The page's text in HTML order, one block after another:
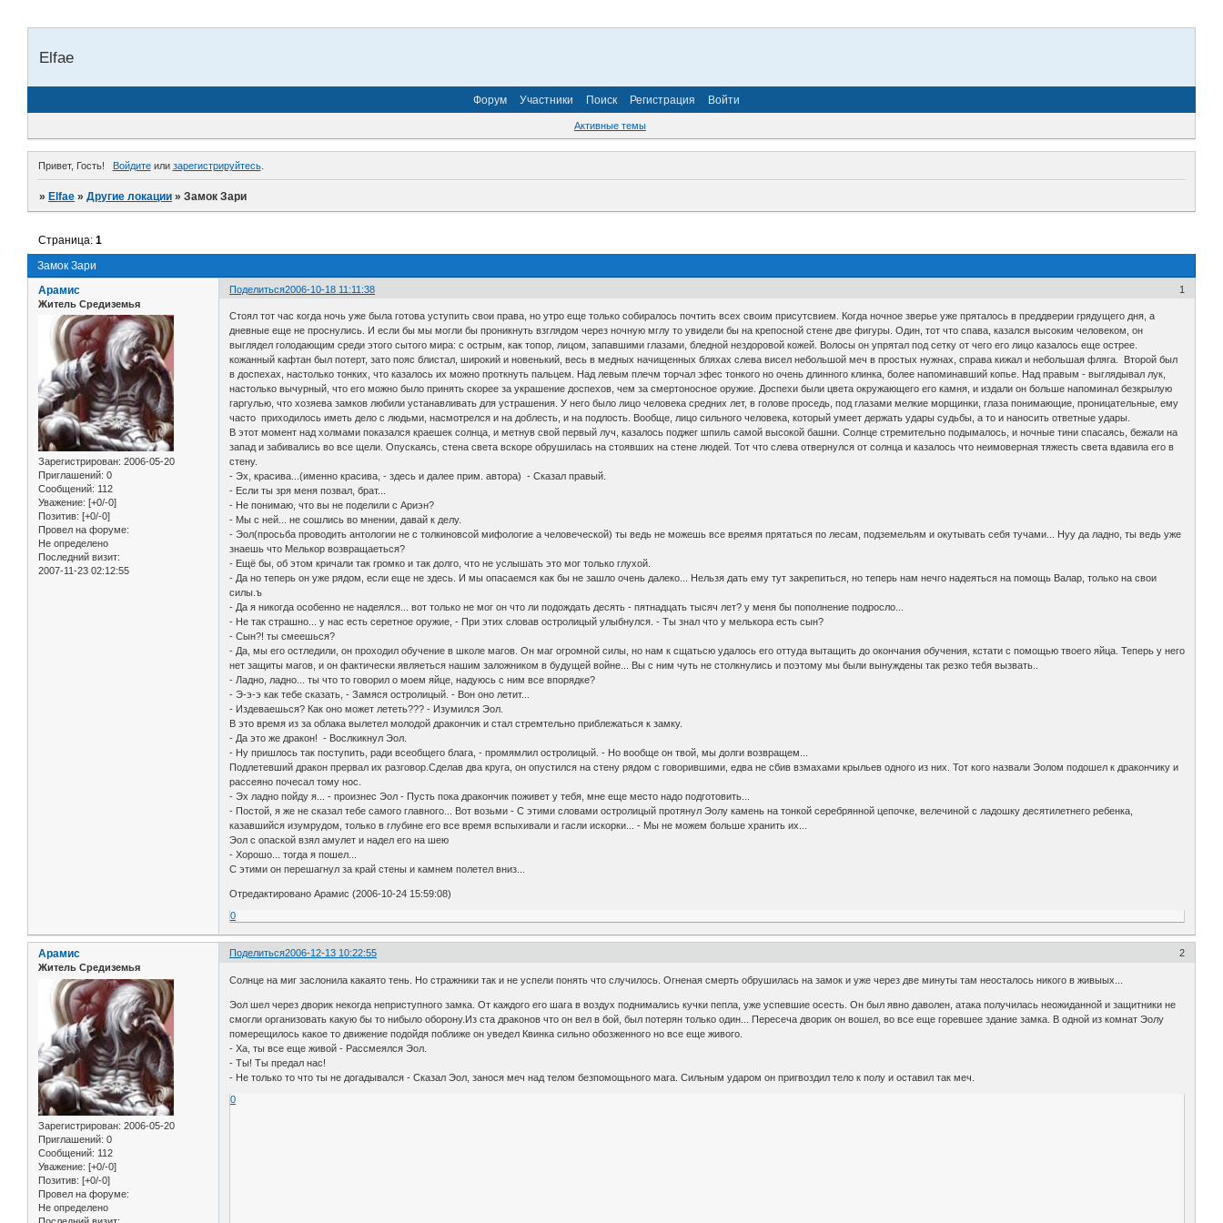
Elfae
Форум Участники Поиск Регистрация Войти
Активные темы
Привет, Гость! Войдитеили зарегистрируйтесь.
»Elfae »Другие локации »Замок Зари
Замок Зари
Страница:1
Поделиться 1
2006-10-18 11:11:38
Арамис
Житель Средиземья
Зарегистрирован: 2006-05-20
Приглашений: 0
Сообщений: 112
Уважение: [+0/-0]
Позитив: [+0/-0]
Провел на форуме:
Не определено
Последний визит:
2007-11-23 02:12:55
Стоял тот час когда ночь уже была готова уступить свои права, но утро еще только собиралось почтить всех своим присутсвием. Когда ночное зверье уже пряталось в преддверии грядущего дня, а
дневные еще не проснулись. И если бы мы могли бы проникнуть взглядом через ночную мглу то увидели бы на крепосной стене две фигуры. Один, тот что спава, казался высоким человеком, он
выглядел голодающим среди этого сытого мира: с острым, как топор, лицом, запавшими глазами, бледной нездоровой кожей. Волосы он упрятал под сетку от чего его лицо казалось еще острее.
кожанный кафтан был потерт, зато пояс блистал, широкий и новенький, весь в медных начищенных бляхах слева висел небольшой меч в простых нужнах, справа кижал и небольшая фляга. Второй был
в доспехах, настолько тонких, что казалось их можно проткнуть пальцем. Над левым плечм торчал эфес тонкого но очень длинного клинка, более напоминавший копье. Над правым - выглядывал лук,
настолько вычурный, что его можно было принять скорее за украшение доспехов, чем за смертоносное оружие. Доспехи были цвета окружающего его камня, и издали он больше напоминал безкрылую
гаргулью, что хозяева замков любили устанавливать для устрашения. У него было лицо человека средних лет, в голове проседь, под глазами мелкие морщинки, глаза понимающие, проницательные, ему
часто приходилось иметь дело с людьми, насмотрелся и на доблесть, и на подлость. Вообще, лицо сильного человека, который умеет держать удары судьбы, а то и наносить ответные удары.
В этот момент над холмами показался краешек солнца, и метнув свой первый луч, казалось поджег шпиль самой высокой башни. Солнце стремительно подымалось, и ночные тини спасаясь, бежали на
запад и забивались во все щели. Опускаясь, стена света вскоре обрушилась на стоявших на стене людей. Тот что слева отвернулся от солнца и казалось что неимоверная тяжесть света вдавила его в
стену.
- Эх, красива...(именно красива, - здесь и далее прим. автора) - Сказал правый.
- Если ты зря меня позвал, брат...
- Не понимаю, что вы не поделили с Ариэн?
- Мы с ней... не сошлись во мнении, давай к делу.
- Эол(просьба проводить антологии не с толкиновсой мифологие а человеческой) ты ведь не можешь все вреямя прятаться по лесам, подземельям и окутывать себя тучами... Нуу да ладно, ты ведь уже
знаешь что Мелькор возвращаеться?
- Ещё бы, об этом кричали так громко и так долго, что не услышать это мог только глухой.
- Да но теперь он уже рядом, если еще не здесь. И мы опасаемся как бы не зашло очень далеко... Нельзя дать ему тут закрепиться, но теперь нам нечго надеяться на помощь Валар, только на свои
силы.ъ
- Да я никогда особенно не надеялся... вот только не мог он что ли подождать десять - пятнадцать тысяч лет? у меня бы пополнение подросло...
- Не так страшно... у нас есть серетное оружие, - При этих словав остролицый улыбнулся. - Ты знал что у мелькора есть сын?
- Сын?! ты смеешься?
- Да, мы его остледили, он проходил обучение в школе магов. Он маг огромной силы, но нам к сщатьсю удалось его оттуда вытащить до окончания обучения, кстати с помощью твоего яйца. Теперь у него
нет защиты магов, и он фактически являеться нашим заложником в будущей войне... Вы с ним чуть не столкнулись и поэтому мы были вынуждены так резко тебя вызвать..
- Ладно, ладно... ты что то говорил о моем яйце, надуюсь с ним все впорядке?
- Э-э-э как тебе сказать, - Замяся остролицый. - Вон оно летит...
- Издеваешься? Как оно может лететь??? - Изумился Эол.
В это время из за облака вылетел молодой дракончик и стал стремтельно приблежаться к замку.
- Да это же дракон! - Вослкикнул Эол.
- Ну пришлось так поступить, ради всеобщего блага, - промямлил остролицый. - Но вообще он твой, мы долги возвращем...
Подлетевший дракон прервал их разговор.Сделав два круга, он опустился на стену рядом с говорившими, едва не сбив взмахами крыльев одного из них. Тот кого назвали Эолом подошел к дракончику и
рассеяно почесал тому нос.
- Эх ладно пойду я... - произнес Эол - Пусть пока дракончик поживет у тебя, мне еще место надо подготовить...
- Постой, я же не сказал тебе самого главного... Вот возьми - С этими словами остролицый протянул Эолу камень на тонкой серебрянной цепочке, велечиной с ладошку десятилетнего ребенка,
казавшийся изумрудом, только в глубине его все время вспыхивали и гасли искорки... - Мы не можем больше хранить их...
Эол с опаской взял амулет и надел его на шею
- Хорошо... тогда я пошел...
С этими он перешагнул за край стены и камнем полетел вниз...
Отредактировано Арамис (2006-10-24 15:59:08)
0
Поделиться 2
2006-12-13 10:22:55
Арамис
Житель Средиземья
Зарегистрирован: 2006-05-20
Приглашений: 0
Сообщений: 112
Уважение: [+0/-0]
Позитив: [+0/-0]
Провел на форуме:
Не определено
Последний визит:
Солнце на миг заслонила какаято тень. Но стражники так и не успели понять что случилось. Огненая смерть обрушилась на замок и уже через две минуты там неосталось никого в живыых...
Эол шел через дворик некогда неприступного замка. От каждого его шага в воздух поднимались кучки пепла, уже успевшие осесть. Он был явно даволен, атака получилась неожиданной и защитники не
смогли организовать какую бы то нибыло оборону.Из ста драконов что он вел в бой, был потерян только один... Пересеча дворик он вошел, во все еще горевшее здание замка. В одной из комнат Эолу
померещилось какое то движение подойдя поближе он уведел Квинка сильно обозженного но все еще живого.
- Ха, ты все еще живой - Рассмеялся Эол.
- Ты! Ты предал нас!
- Не только то что ты не догадывался - Сказал Эол, занося меч над телом безпомощьного мага. Сильным ударом он пригвоздил тело к полу и оставил так меч.
0